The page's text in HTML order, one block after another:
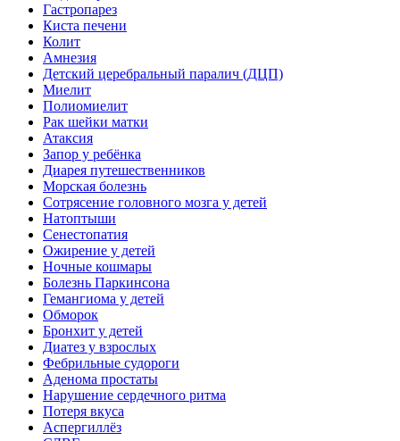
Гастропарез
Киста печени
Колит
Амнезия
Детский церебральный паралич (ДЦП)
Миелит
Полиомиелит
Рак шейки матки
Атаксия
Запор у ребёнка
Диарея путешественников
Морская болезнь
Сотрясение головного мозга у детей
Натоптыши
Сенестопатия
Ожирение у детей
Ночные кошмары
Болезнь Паркинсона
Гемангиома у детей
Обморок
Бронхит у детей
Диатез у взрослых
Фебрильные судороги
Аденома простаты
Нарушение сердечного ритма
Потеря вкуса
Аспергиллёз